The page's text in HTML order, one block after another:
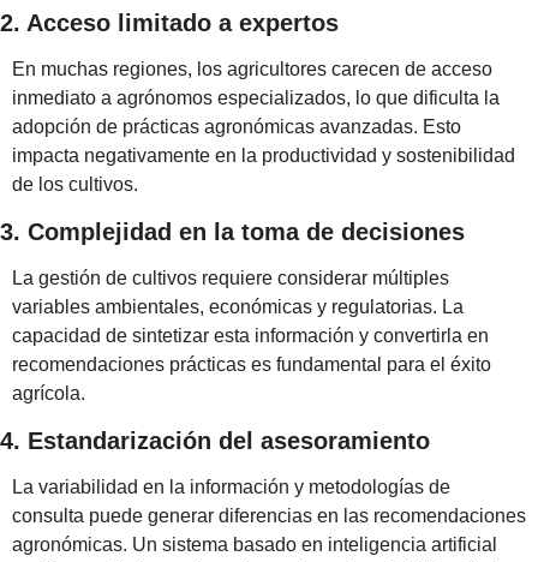
2. Acceso limitado a expertos
En muchas regiones, los agricultores carecen de acceso
inmediato a agrónomos especializados, lo que dificulta la
adopción de prácticas agronómicas avanzadas. Esto
impacta negativamente en la productividad y sostenibilidad
de los cultivos.
3. Complejidad en la toma de decisiones
La gestión de cultivos requiere considerar múltiples
variables ambientales, económicas y regulatorias. La
capacidad de sintetizar esta información y convertirla en
recomendaciones prácticas es fundamental para el éxito
agrícola.
4. Estandarización del asesoramiento
La variabilidad en la información y metodologías de
consulta puede generar diferencias en las recomendaciones
agronómicas. Un sistema basado en inteligencia artificial